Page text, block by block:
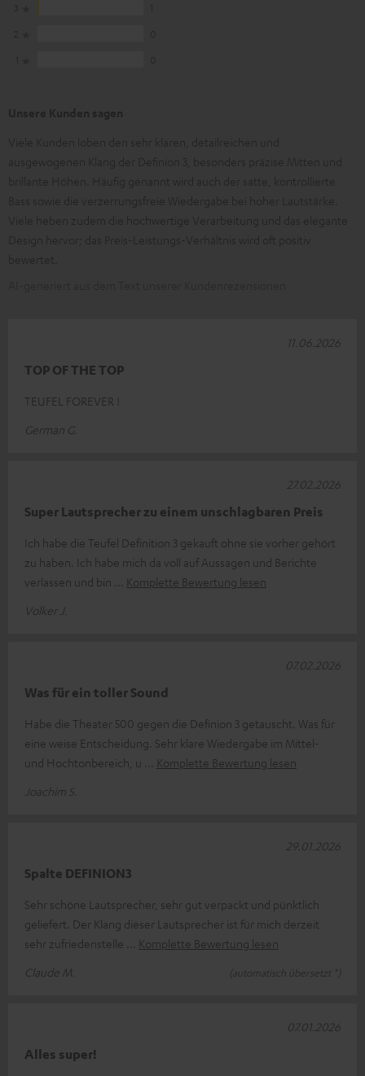
TOP OF THE TOP
TEUFEL FOREVER !
German G.
11.06.2026
Super Lautsprecher zu einem unschlagbaren Preis
Ich habe die Teufel Definition 3 gekauft ohne sie vorher gehört
zu haben. Ich habe mich da voll auf Aussagen und Berichte
verlassen und bin
Komplette Bewertung lesen
Volker J.
27.02.2026
Was für ein toller Sound
Habe die Theater 500 gegen die Definion 3 getauscht. Was für
eine weise Entscheidung. Sehr klare Wiedergabe im Mittel-
und Hochtonbereich, u
Komplette Bewertung lesen
Joachim S.
07.02.2026
Spalte DEFINION3
Sehr schöne Lautsprecher, sehr gut verpackt und pünktlich
geliefert. Der Klang dieser Lautsprecher ist für mich derzeit
sehr zufriedenstelle
Komplette Bewertung lesen
Claude M.
(automatisch übersetzt *)
29.01.2026
Alles super!
07.01.2026